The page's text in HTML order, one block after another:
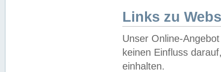
Links zu
Unser Online-
keinen Einfluss
einhalten.